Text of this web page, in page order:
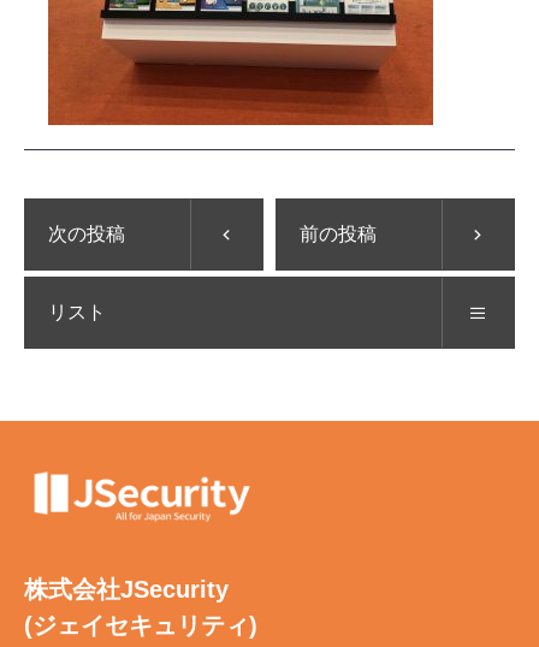
次の投稿 前の投稿
リスト
株式会社JSecurity
(ジェイセキュリティ)